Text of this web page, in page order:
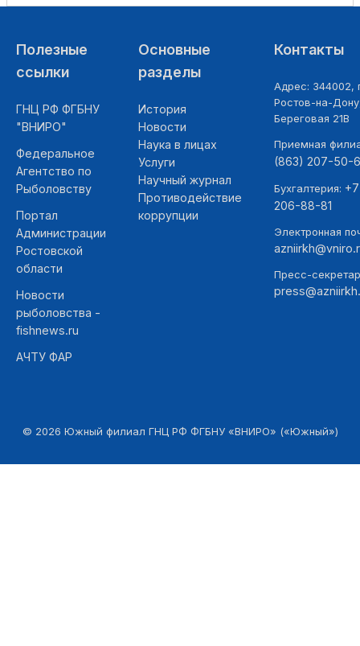
Полезные
ссылки
ГНЦ РФ ФГБНУ
"ВНИРО"
Федеральное
Агентство по
Рыболовству
Портал
Администрации
Ростовской
области
Новости
рыболовства -
fishnews.ru
АЧТУ ФАР
Основные
разделы
История
Новости
Наука в лицах
Услуги
Научный журнал
Противодействие
коррупции
Контакты
Адрес: 344002,
Ростов-на-
Береговая 21В
Приемная
(863) 207-50-
Бухгалтерия:
206-88-81
Электронная
Пресс-
© 2026 Южный филиал ГНЦ РФ ФГБНУ «ВНИРО» («Южный»)